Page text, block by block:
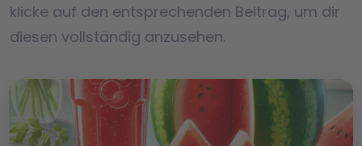
klicke auf den entsprechenden Beitrag, um dir
diesen vollständig anzusehen.